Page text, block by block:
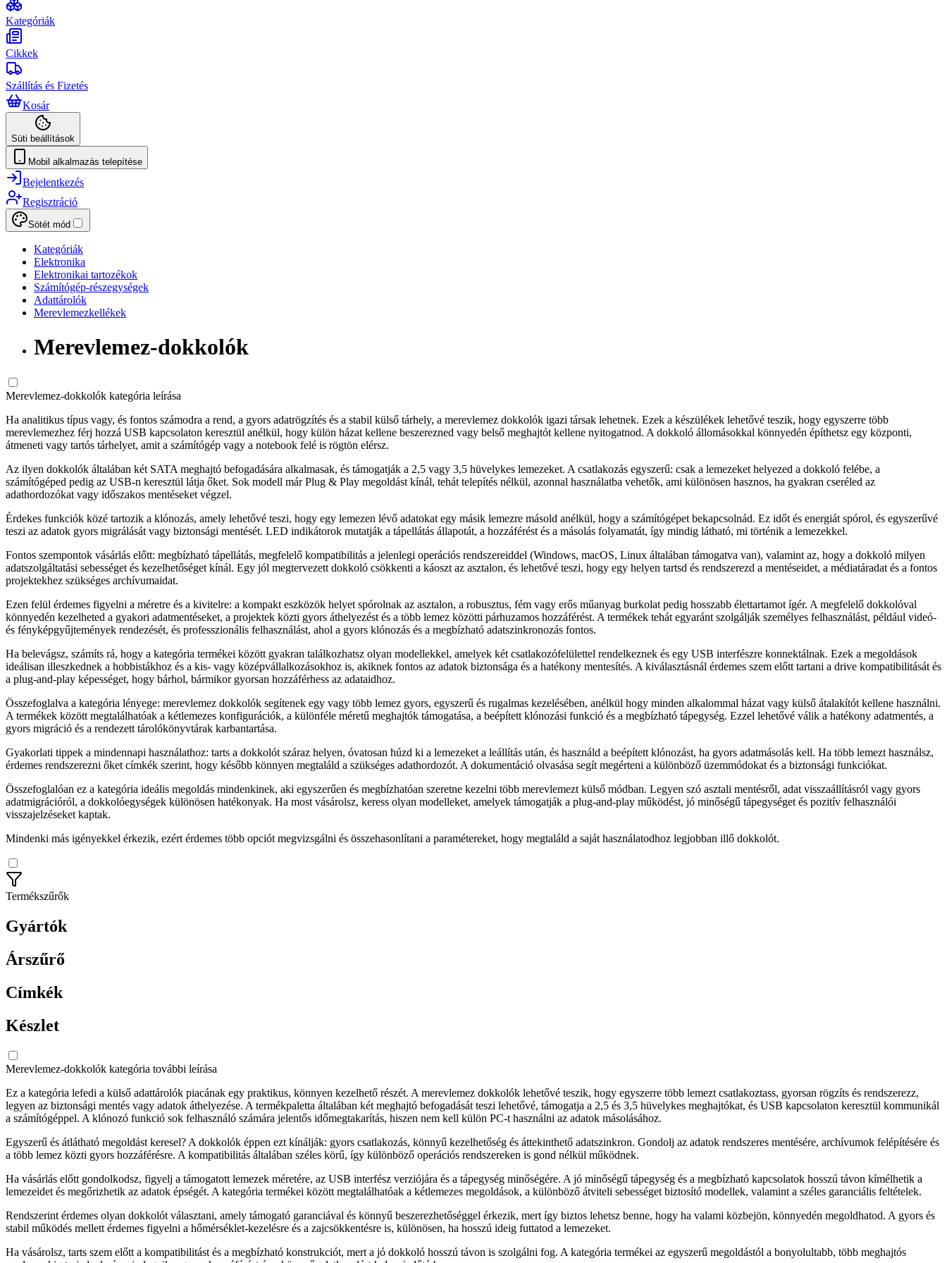
Kategóriák
Cikkek
Szállítás és Fizetés
Kosár
Süti beállítások
Mobil alkalmazás telepítése
Bejelentkezés
Regisztráció
Sötét mód
Kategóriák
Elektronika
Elektronikai tartozékok
Számítógép-részegységek
Adattárolók
Merevlemezkellékek
Merevlemez-dokkolók
Merevlemez-dokkolók kategória leírása
Ha analitikus típus vagy, és fontos számodra a rend, a gyors adatrögzítés és a stabil külső tárhely, a merevlemez dokkolók igazi társak lehetnek. Ezek a készülékek lehetővé teszik, hogy egyszerre több
merevlemezhez férj hozzá USB kapcsolaton keresztül anélkül, hogy külön házat kellene beszerezned vagy belső meghajtót kellene nyitogatnod. A dokkoló állomásokkal könnyedén építhetsz egy központi,
átmeneti vagy tartós tárhelyet, amit a számítógép vagy a notebook felé is rögtön elérsz.
Az ilyen dokkolók általában két SATA meghajtó befogadására alkalmasak, és támogatják a 2,5 vagy 3,5 hüvelykes lemezeket. A csatlakozás egyszerű: csak a lemezeket helyezed a dokkoló felébe, a
számítógéped pedig az USB-n keresztül látja őket. Sok modell már Plug & Play megoldást kínál, tehát telepítés nélkül, azonnal használatba vehetők, ami különösen hasznos, ha gyakran cseréled az
adathordozókat vagy időszakos mentéseket végzel.
Érdekes funkciók közé tartozik a klónozás, amely lehetővé teszi, hogy egy lemezen lévő adatokat egy másik lemezre másold anélkül, hogy a számítógépet bekapcsolnád. Ez időt és energiát spórol, és egyszerűvé
teszi az adatok gyors migrálását vagy biztonsági mentését. LED indikátorok mutatják a tápellátás állapotát, a hozzáférést és a másolás folyamatát, így mindig látható, mi történik a lemezekkel.
Fontos szempontok vásárlás előtt: megbízható tápellátás, megfelelő kompatibilitás a jelenlegi operációs rendszereiddel (Windows, macOS, Linux általában támogatva van), valamint az, hogy a dokkoló milyen
adatszolgáltatási sebességet és kezelhetőséget kínál. Egy jól megtervezett dokkoló csökkenti a káoszt az asztalon, és lehetővé teszi, hogy egy helyen tartsd és rendszerezd a mentéseidet, a médiatáradat és a fontos
projektekhez szükséges archívumaidat.
Ezen felül érdemes figyelni a méretre és a kivitelre: a kompakt eszközök helyet spórolnak az asztalon, a robusztus, fém vagy erős műanyag burkolat pedig hosszabb élettartamot ígér. A megfelelő dokkolóval
könnyedén kezelheted a gyakori adatmentéseket, a projektek közti gyors áthelyezést és a több lemez közötti párhuzamos hozzáférést. A termékek tehát egyaránt szolgálják személyes felhasználást, például videó-
és fényképgyűjtemények rendezését, és professzionális felhasználást, ahol a gyors klónozás és a megbízható adatszinkronozás fontos.
Ha belevágsz, számíts rá, hogy a kategória termékei között gyakran találkozhatsz olyan modellekkel, amelyek két csatlakozófelülettel rendelkeznek és egy USB interfészre konnektálnak. Ezek a megoldások
ideálisan illeszkednek a hobbistákhoz és a kis- vagy középvállalkozásokhoz is, akiknek fontos az adatok biztonsága és a hatékony mentesítés. A kiválasztásnál érdemes szem előtt tartani a drive kompatibilitását és
a plug-and-play képességet, hogy bárhol, bármikor gyorsan hozzáférhess az adataidhoz.
Összefoglalva a kategória lényege: merevlemez dokkolók segítenek egy vagy több lemez gyors, egyszerű és rugalmas kezelésében, anélkül hogy minden alkalommal házat vagy külső átalakítót kellene használni.
A termékek között megtalálhatóak a kétlemezes konfigurációk, a különféle méretű meghajtók támogatása, a beépített klónozási funkció és a megbízható tápegység. Ezzel lehetővé válik a hatékony adatmentés, a
gyors migráció és a rendezett tárolókönyvtárak karbantartása.
Gyakorlati tippek a mindennapi használathoz: tarts a dokkolót száraz helyen, óvatosan húzd ki a lemezeket a leállítás után, és használd a beépített klónozást, ha gyors adatmásolás kell. Ha több lemezt használsz,
érdemes rendszerezni őket címkék szerint, hogy később könnyen megtaláld a szükséges adathordozót. A dokumentáció olvasása segít megérteni a különböző üzemmódokat és a biztonsági funkciókat.
Összefoglalóan ez a kategória ideális megoldás mindenkinek, aki egyszerűen és megbízhatóan szeretne kezelni több merevlemezt külső módban. Legyen szó asztali mentésről, adat visszaállításról vagy gyors
adatmigrációról, a dokkolóegységek különösen hatékonyak. Ha most vásárolsz, keress olyan modelleket, amelyek támogatják a plug-and-play működést, jó minőségű tápegységet és pozitív felhasználói
visszajelzéseket kaptak.
Mindenki más igényekkel érkezik, ezért érdemes több opciót megvizsgálni és összehasonlítani a paramétereket, hogy megtaláld a saját használatodhoz legjobban illő dokkolót.
Termékszűrők
Gyártók
Árszűrő
Címkék
Készlet
Merevlemez-dokkolók kategória további leírása
Ez a kategória lefedi a külső adattárolók piacának egy praktikus, könnyen kezelhető részét. A merevlemez dokkolók lehetővé teszik, hogy egyszerre több lemezt csatlakoztass, gyorsan rögzíts és rendszerezz,
legyen az biztonsági mentés vagy adatok áthelyezése. A termékpaletta általában két meghajtó befogadását teszi lehetővé, támogatja a 2,5 és 3,5 hüvelykes meghajtókat, és USB kapcsolaton keresztül kommunikál
a számítógéppel. A klónozó funkció sok felhasználó számára jelentős időmegtakarítás, hiszen nem kell külön PC-t használni az adatok másolásához.
Egyszerű és átlátható megoldást keresel? A dokkolók éppen ezt kínálják: gyors csatlakozás, könnyű kezelhetőség és áttekinthető adatszinkron. Gondolj az adatok rendszeres mentésére, archívumok felépítésére és
a több lemez közti gyors hozzáférésre. A kompatibilitás általában széles körű, így különböző operációs rendszereken is gond nélkül működnek.
Ha vásárlás előtt gondolkodsz, figyelj a támogatott lemezek méretére, az USB interfész verziójára és a tápegység minőségére. A jó minőségű tápegység és a megbízható kapcsolatok hosszú távon kímélhetik a
lemezeidet és megőrizhetik az adatok épségét. A kategória termékei között megtalálhatóak a kétlemezes megoldások, a különböző átviteli sebességet biztosító modellek, valamint a széles garanciális feltételek.
Rendszerint érdemes olyan dokkolót választani, amely támogató garanciával és könnyű beszerezhetőséggel érkezik, mert így biztos lehetsz benne, hogy ha valami közbejön, könnyedén megoldhatod. A gyors és
stabil működés mellett érdemes figyelni a hőmérséklet-kezelésre és a zajcsökkentésre is, különösen, ha hosszú ideig futtatod a lemezeket.
Ha vásárolsz, tarts szem előtt a kompatibilitást és a megbízható konstrukciót, mert a jó dokkoló hosszú távon is szolgálni fog. A kategória termékei az egyszerű megoldástól a bonyolultabb, több meghajtós